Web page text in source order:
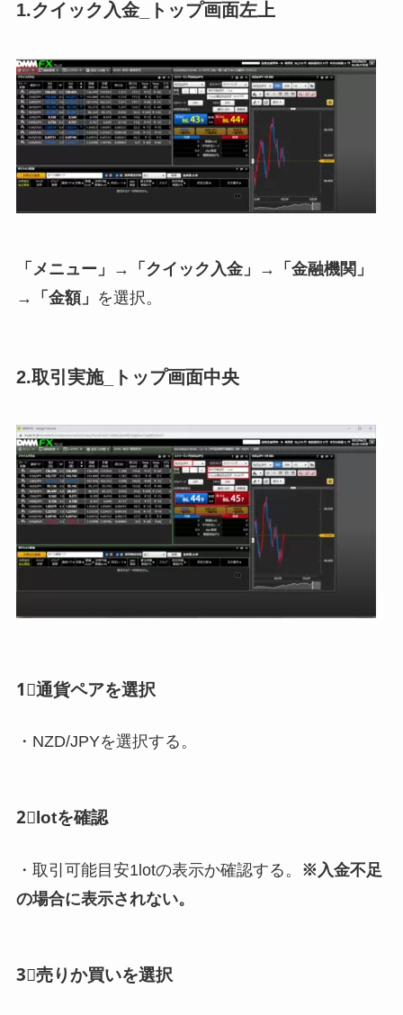
1.クイック入金_トップ画面左上
「メニュー」→「クイック入金」→「金融機関」
→「金額」 を選択。
2.取引実施_トップ画面中央
1⃣通貨ペアを選択
・NZD/JPYを選択する。
2⃣lotを確認
・取引可能目安1lotの表示か確認する。
※入金不足
の場合に表示されない。
3⃣売りか買いを選択